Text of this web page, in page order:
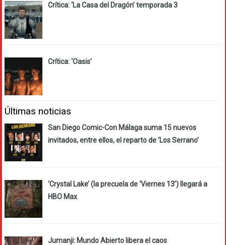
Crítica: ‘La Casa del Dragón’ temporada 3
Crítica: ‘Oasis’
Últimas noticias
San Diego Comic-Con Málaga suma 15 nuevos
invitados, entre ellos, el reparto de ‘Los Serrano’
‘Crystal Lake’ (la precuela de ‘Viernes 13’) llegará a
HBO Max
Jumanji: Mundo Abierto libera el caos